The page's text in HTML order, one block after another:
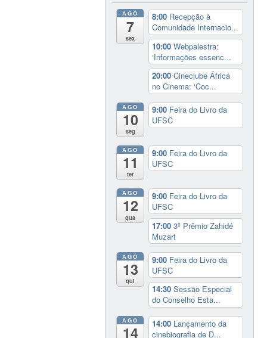
AGO
7
sex
8:00 Recepção à
Comunidade Internacio...
10:00Webpalestra:
‘Informações essenc...
20:00Cineclube África
no Cinema: ‘Coc...
AGO
10
seg
9:00 Feira do Livro da
UFSC
AGO
11
ter
9:00 Feira do Livro da
UFSC
AGO
12
qua
9:00 Feira do Livro da
UFSC
17:003º Prêmio Zahidé
Muzart
AGO
13
qui
9:00 Feira do Livro da
UFSC
14:30Sessão Especial
do Conselho Esta...
AGO
14
14:00 Lançamento da
cinebiografia de D...